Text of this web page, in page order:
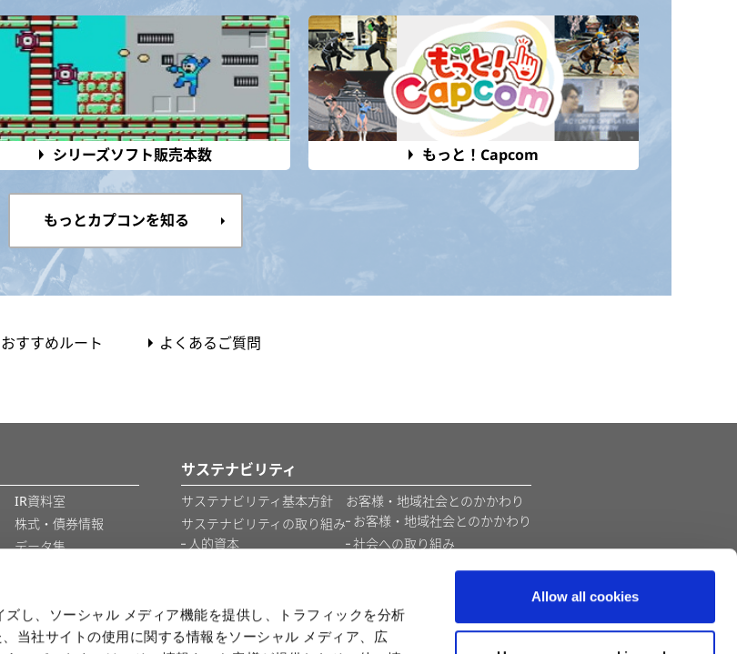
し、ソーシャル メディア機能を提供し、トラフィックを分析
当社サイトの使用に関する情報をソーシャル メディア、広
Allow all cookies
シリーズソフト販売本数 もっと！Capcom
もっとカプコンを知る
おすすめルート よくあるご質問
IR資料室
株式・債券情報
データ集
サステナビリティ
サステナビリティ基本方針​
サステナビリティの取り組み
人的資本
お客様・地域社会とのかかわり
お客様・地域社会とのかかわり
社会への取り組み
カプコンの教育支援活動